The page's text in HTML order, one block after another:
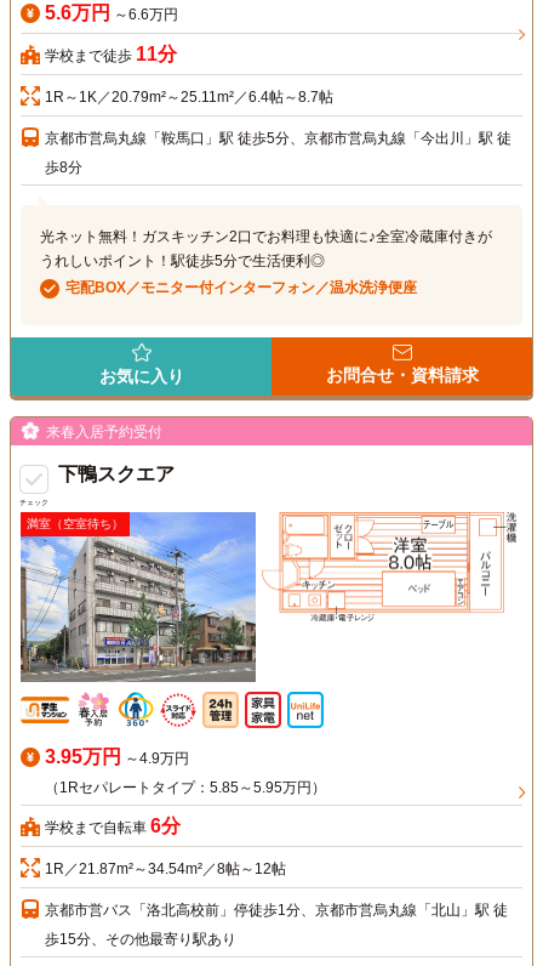
5.6万円 ～6.6万円
学校まで徒歩 11分
1R～1K／20.79m²～25.11m²／6.4帖～8.7帖
京都市営烏丸線「鞍馬口」駅 徒歩5分、京都市営烏丸線「今出川」駅 徒
歩8分
光ネット無料！ガスキッチン2口でお料理も快適に♪全室冷蔵庫付きが
うれしいポイント！駅徒歩5分で生活便利◎
宅配BOX／モニター付インターフォン／温水洗浄便座
お気に入り お問合せ・資料請求
チェック
来春入居予約受付
下鴨スクエア
満室（空室待ち）
3.95万円 ～4.9万円
（1Rセパレートタイプ：5.85～5.95万円）
学校まで自転車 6分
1R／21.87m²～34.54m²／8帖～12帖
京都市営バス「洛北高校前」停徒歩1分、京都市営烏丸線「北山」駅 徒
歩15分、その他最寄り駅あり